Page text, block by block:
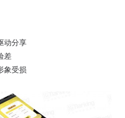
动分享
差
象受损